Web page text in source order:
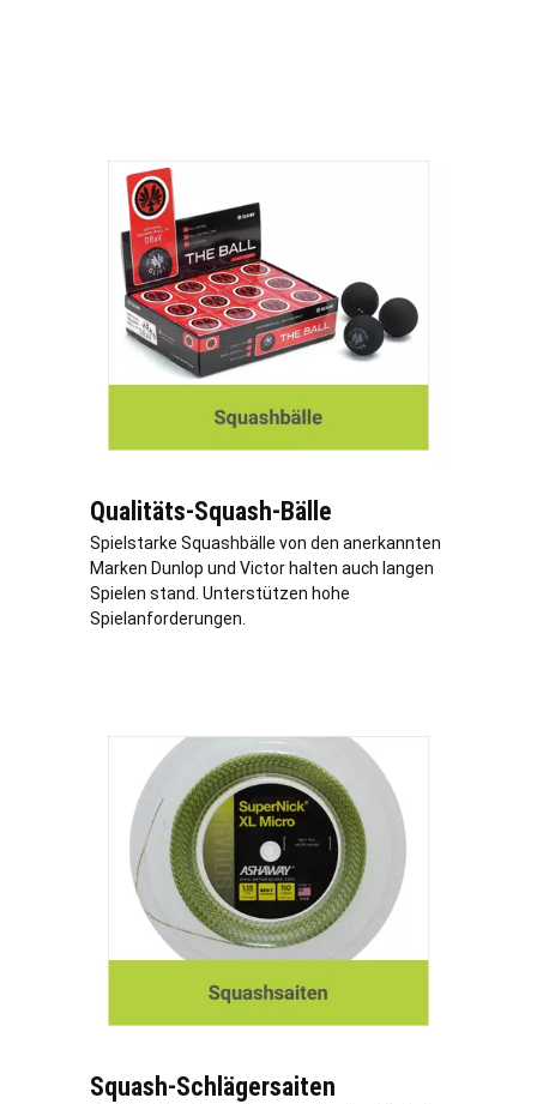
Qualitäts-Squash-Bälle
Spielstarke Squashbälle von den anerkannten
Marken Dunlop und Victor halten auch langen
Spielen stand. Unterstützen hohe
Spielanforderungen.
Squash-Schlägersaiten